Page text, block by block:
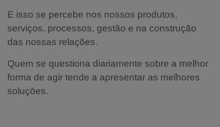
E isso se percebe nos nossos produtos,
serviços, processos, gestão e na construção
das nossas relações.
Quem se questiona diariamente sobre a melhor
forma de agir tende a apresentar as melhores
soluções.